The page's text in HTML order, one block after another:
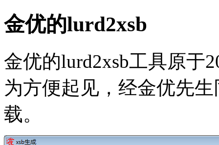
金优的lurd2xsb
金优的lurd2xsb工具原于
为方便起见，经金优先
载。